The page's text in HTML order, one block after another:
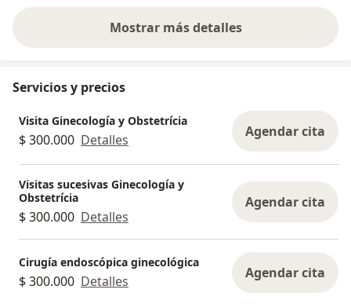
Mostrar más detalles
sobre la experiencia
Servicios y precios
Visita Ginecología y Obstetrícia
$ 300.000 Detalles Agendar cita
Visitas sucesivas Ginecología y
Obstetrícia
$ 300.000 Detalles
Agendar cita
Cirugía endoscópica ginecológica
$ 300.000 Detalles Agendar cita